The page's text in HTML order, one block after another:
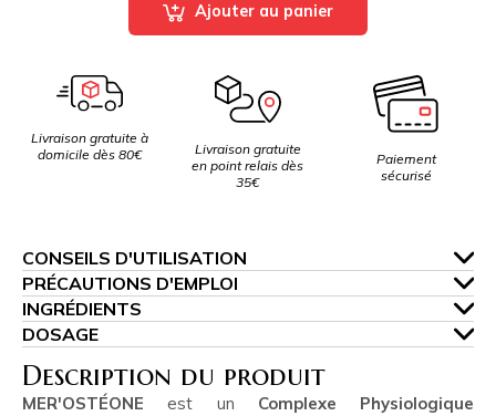
Ajouter au panier
Livraison gratuite à
domicile dès 80€
Livraison gratuite
en point relais dès
35€
Paiement
sécurisé
CONSEILS D'UTILISATION
PRÉCAUTIONS D'EMPLOI
INGRÉDIENTS
DOSAGE
Description du produit
MER'OSTÉONE est un Complexe Physiologique